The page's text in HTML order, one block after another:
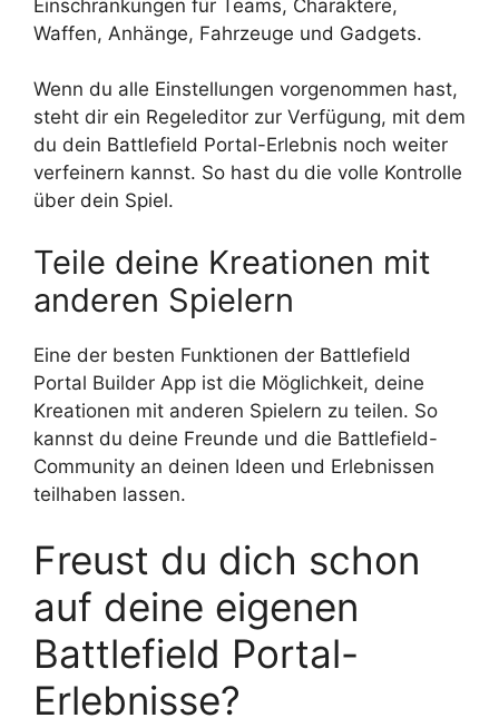
Einschränkungen für Teams, Charaktere,
Waffen, Anhänge, Fahrzeuge und Gadgets.
Wenn du alle Einstellungen vorgenommen hast,
steht dir ein Regeleditor zur Verfügung, mit dem
du dein Battlefield Portal-Erlebnis noch weiter
verfeinern kannst. So hast du die volle Kontrolle
über dein Spiel.
Teile deine Kreationen mit
anderen Spielern
Eine der besten Funktionen der Battlefield
Portal Builder App ist die Möglichkeit, deine
Kreationen mit anderen Spielern zu teilen. So
kannst du deine Freunde und die Battlefield-
Community an deinen Ideen und Erlebnissen
teilhaben lassen.
Freust du dich schon
auf deine eigenen
Battlefield Portal-
Erlebnisse?